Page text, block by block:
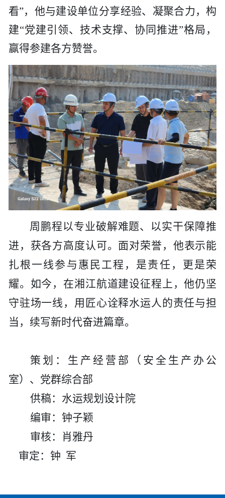
看”，他与建设单位分享经验、凝聚合力，构
建“党建引领、技术支撑、协同推进”格局，
赢得参建各方赞誉。
周鹏程以专业破解难题、以实干保障推
进，获各方高度认可。面对荣誉，他表示能
扎根一线参与惠民工程，是责任，更是荣
耀。如今，在湘江航道建设征程上，他仍坚
守驻场一线，用匠心诠释水运人的责任与担
当 ， 续写新时代奋进篇章。
策划：生产经营部（安全生产办公
室）、党群综合部
供稿： 水运规划设计院
编审：钟子颖
审核：肖雅丹
审定：钟 军